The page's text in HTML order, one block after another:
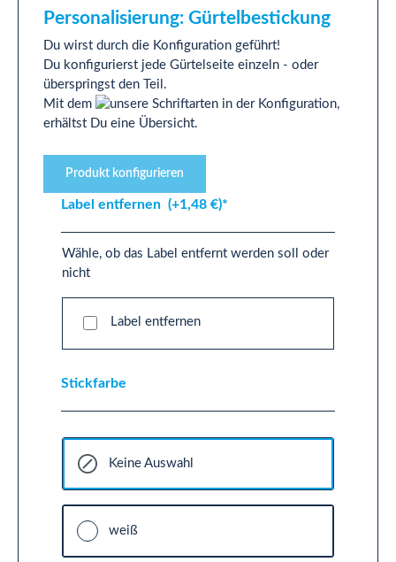
Personalisierung: Gürtelbestickung
Du wirst durch die Konfiguration geführt!
Du konfigurierst jede Gürtelseite einzeln - oder
überspringst den Teil.
Mit dem
in der Konfiguration,
erhältst Du eine Übersicht.
Produkt konfigurieren
Label entfernen (+1,48 €)*
Wähle, ob das Label entfernt werden soll oder
nicht
Label entfernen
Stickfarbe
Keine Auswahl
weiß